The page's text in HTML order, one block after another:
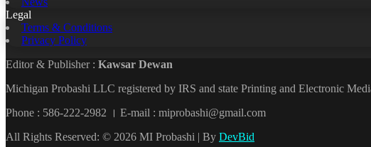
Legal
Terms & Conditions
Privacy Policy
Editor & Publisher : Kawsar Dewan
Michigan Probashi LLC registered by IRS and state Printing and Electronic
Phone : 586-222-2982 । E-mail : miprobashi@gmail.com
All Rights Reserved: © 2026 MI Probashi | By DevBid